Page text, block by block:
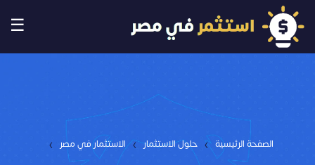
☰
الصفحة الرئيسية › حلول الاستثمار › الاستثمار في مصر ›